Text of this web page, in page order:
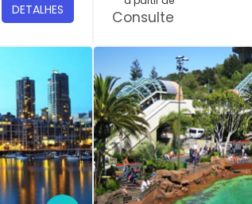
DETALHES Consulte